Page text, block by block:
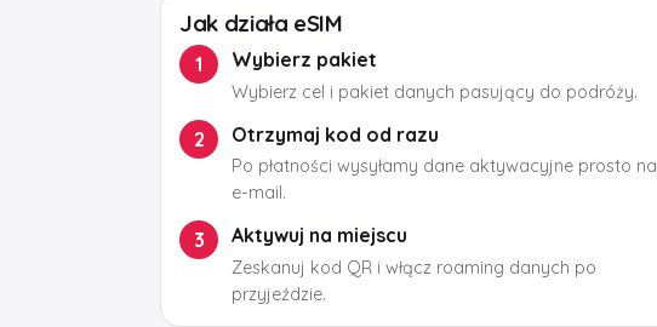
Jak działa eSIM
1 Wybierz pakiet
Wybierz cel i pakiet danych pasujący do podróży.
2 Otrzymaj kod od razu
Po płatności wysyłamy dane aktywacyjne prosto na
e-mail.
3 Aktywuj na miejscu
Zeskanuj kod QR i włącz roaming danych po
przyjeździe.